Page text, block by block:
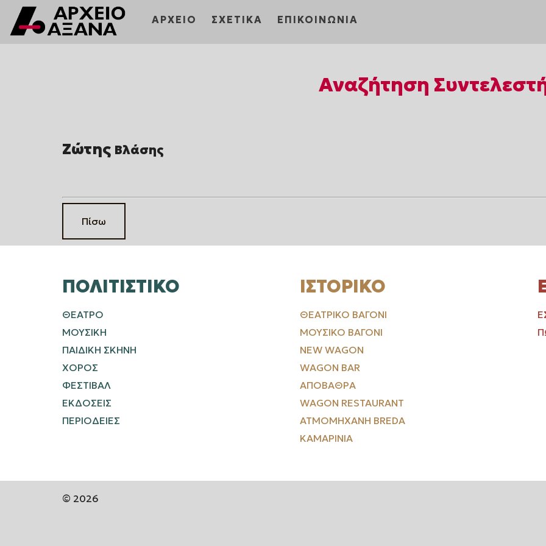
ΑΡΧΕΙΟ ΣΧΕΤΙΚΑ ΕΠΙΚΟΙΝΩΝΙΑ
Αναζήτηση
Ζώτης Βλάσης
Πίσω
ΠΟΛΙΤΙΣΤΙΚΌ
ΘΕΑΤΡΟ
ΜΟΥΣΙΚΗ
ΠΑΙΔΙΚΗ ΣΚΗΝΗ
ΧΟΡΟΣ
ΦΕΣΤΙΒΑΛ
ΕΚΔΟΣΕΙΣ
ΠΕΡΙΟΔΕΙΕΣ
ΙΣΤΟΡΙΚΌ
ΘΕΑΤΡΙΚΌ ΒΑΓΌΝΙ
ΜΟΥΣΙΚΌ ΒΑΓΌΝΙ
NEW WAGON
WAGON BAR
ΑΠΟΒΆΘΡΑ
WAGON RESTAURANT
ΑΤΜΟΜΗΧΑΝΉ BREDA
ΚΑΜΑΡΊΝΙΑ
© 2026